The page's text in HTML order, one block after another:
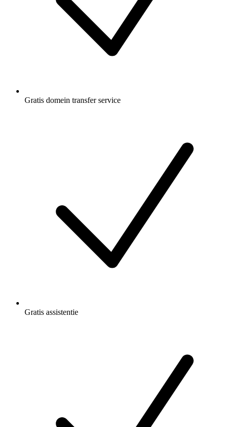
Gratis domein transfer service
Gratis assistentie